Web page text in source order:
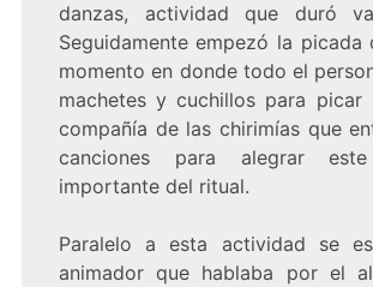
danzas, actividad que duró
Seguidamente empezó la picada
momento en donde todo el
machetes y cuchillos para picar
compañía de las chirimías que
canciones para alegrar este
importante del ritual.
Paralelo a esta actividad se
animador que hablaba por el